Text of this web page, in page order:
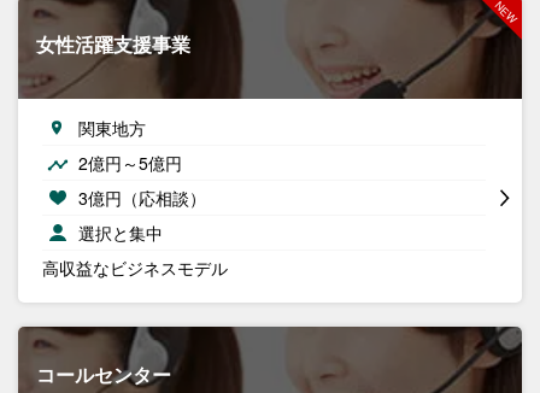
女性活躍支援事業
関東地方
2億円～5億円
3億円（応相談）
選択と集中
高収益なビジネスモデル
コールセンター